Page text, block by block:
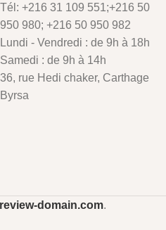
Tél: +216 31 109 551;+216 50
950 980; +216 50 950 982
Lundi - Vendredi : de 9h à 18h
Samedi : de 9h à 14h
36, rue Hedi chaker, Carthage
Byrsa
domain.com.